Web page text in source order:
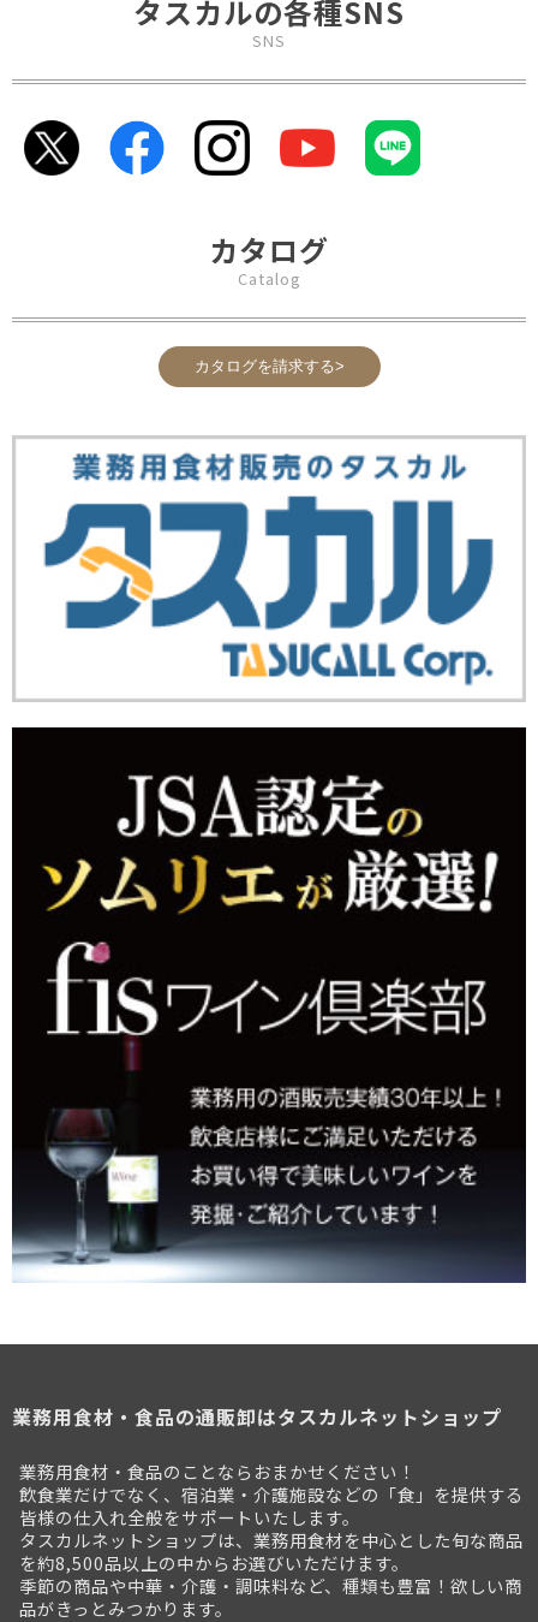
タスカルの各種SNS
SNS
カタログ
Catalog
カタログを請求する>
業務用食材・食品の通販卸はタスカルネットショップ
業務用食材・食品のことならおまかせください！
飲食業だけでなく、宿泊業・介護施設などの「食」を提供する
皆様の仕入れ全般をサポートいたします。
タスカルネットショップは、業務用食材を中心とした旬な商品
を約8,500品以上の中からお選びいただけます。
季節の商品や中華・介護・調味料など、種類も豊富！欲しい商
品がきっとみつかります。